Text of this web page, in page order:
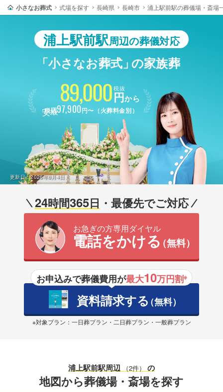
小さなお葬式 式場を探す 長崎県 長崎市 浦上駅前駅の葬儀場・斎場
浦上駅前駅周辺の葬儀対応
「小さなお葬式」の家族葬
更新日：2026年8月4日
89,000 税抜
円から
税込97,900円〜（火葬料金別）
24時間365日 ・最優先でご対応
お急ぎの方専用ダイヤル
電話をかける（無料）
お申込みで葬儀費用が最大10万円割※
資料請求する（無料）
※対象プラン：一日葬プラン・二日葬プラン・一般葬プラン
浦上駅前駅周辺 （2件） の
地図から葬儀場・斎場を探す